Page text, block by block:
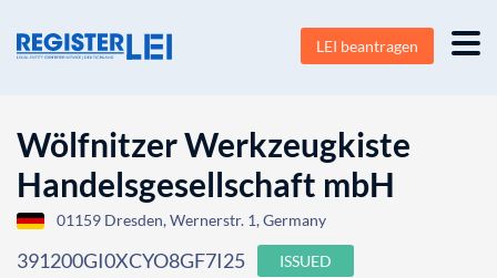
LEI beantragen
Wölfnitzer Werkzeugkiste
Handelsgesellschaft mbH
01159 Dresden, Wernerstr. 1, Germany
391200GI0XCYO8GF7I25 ISSUED